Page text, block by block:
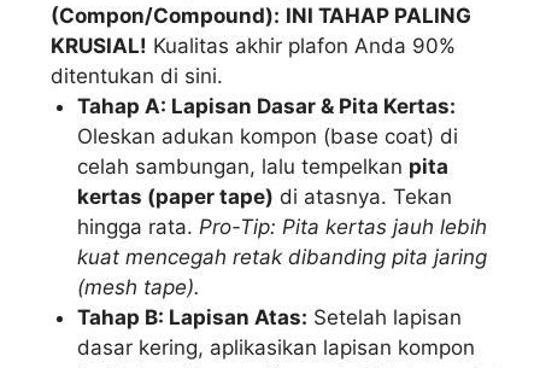
(Compon/Compound): INI TAHAP PALING
KRUSIAL! Kualitas akhir plafon Anda 90%
ditentukan di sini.
Tahap A: Lapisan Dasar & Pita Kertas:
Oleskan adukan kompon (base coat) di
celah sambungan, lalu tempelkan pita
kertas (paper tape) di atasnya. Tekan
hingga rata.Pro-Tip: Pita kertas jauh lebih
kuat mencegah retak dibanding pita jaring
(mesh tape).
Tahap B: Lapisan Atas: Setelah lapisan
dasar kering, aplikasikan lapisan kompon